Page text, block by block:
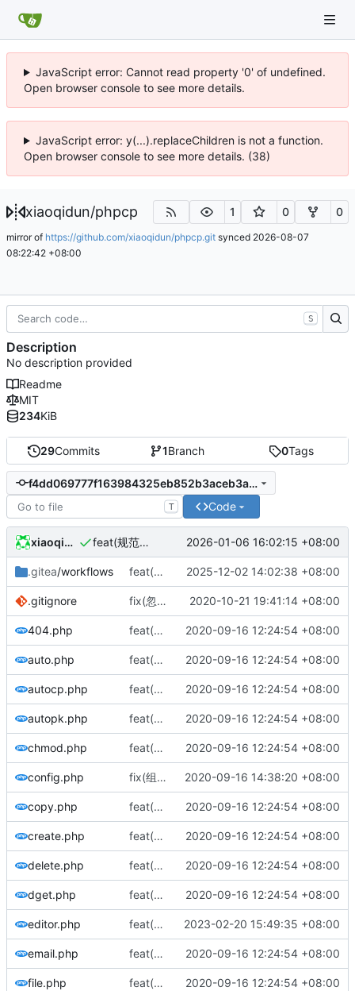
JavaScript error: Cannot read property '0' of undefined.
Open browser console to see more details.
JavaScript error: y(...).replaceChildren is not a function.
Open browser console to see more details. (38)
xiaoqidun/phpcp 1 0 0
mirror of https://github.com/xiaoqidun/phpcp.git synced 2026-08-07
08:22:42 +08:00
29Commits 1Branch 0Tags
f4dd069777f163984325eb852b3aceb3a551b6be
T Code
xiaoqidun feat(规范标识): 规范LICENSE标识 2026-01-06 16:02:15 +08:00
.gitea/workflows feat(构建脚本): 更新构建脚本 2025-12-02 14:02:38 +08:00
.gitignore fix(忽略文件): 更新忽略文件 2020-10-21 19:41:14 +08:00
404.php feat(首次发布): 添加项目文件 2020-09-16 12:24:54 +08:00
auto.php feat(首次发布): 添加项目文件 2020-09-16 12:24:54 +08:00
autocp.php feat(首次发布): 添加项目文件 2020-09-16 12:24:54 +08:00
autopk.php feat(首次发布): 添加项目文件 2020-09-16 12:24:54 +08:00
chmod.php feat(首次发布): 添加项目文件 2020-09-16 12:24:54 +08:00
config.php fix(组件地址): 修正组件地址说明 2020-09-16 14:38:20 +08:00
copy.php feat(首次发布): 添加项目文件 2020-09-16 12:24:54 +08:00
create.php feat(首次发布): 添加项目文件 2020-09-16 12:24:54 +08:00
delete.php feat(首次发布): 添加项目文件 2020-09-16 12:24:54 +08:00
dget.php feat(首次发布): 添加项目文件 2020-09-16 12:24:54 +08:00
editor.php feat(改善兼容): 针对PHP7.4废弃函数get_magic_quotes_gpc进行处理 2023-02-20 15:49:35 +08:00
email.php feat(首次发布): 添加项目文件 2020-09-16 12:24:54 +08:00
file.php feat(首次发布): 添加项目文件 2020-09-16 12:24:54 +08:00
S
Description
No description provided
Readme
MIT
234KiB